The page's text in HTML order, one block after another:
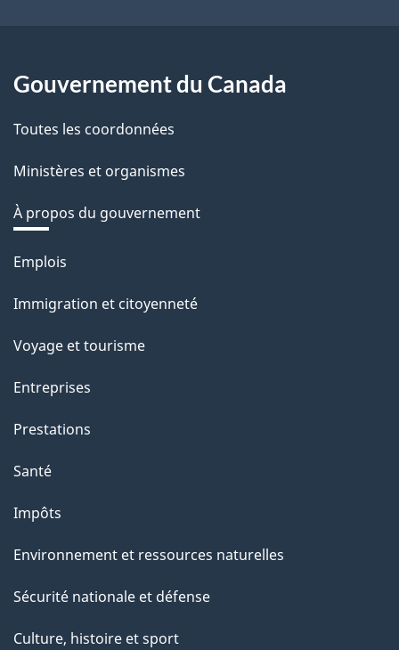
Gouvernement du Canada
Toutes les coordonnées
Ministères et organismes
À propos du gouvernement
Thèmes
sujets
Emplois
Immigration et citoyenneté
Voyage et tourisme
Entreprises
Prestations
Santé
Impôts
Environnement et ressources naturelles
Sécurité nationale et défense
Culture, histoire et sport